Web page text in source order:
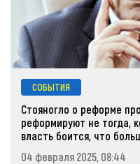
СОБЫТИЯ
Стояногло о реформе
реформируют не тогда,
власть боится, что
04 февраля 2025, 08:44